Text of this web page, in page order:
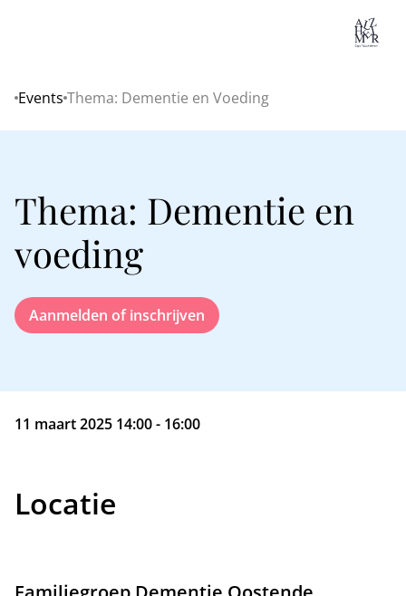
Home
Events Thema: Dementie en Voeding
Thema: Dementie en
voeding
Aanmelden of inschrijven
11 maart 2025 14:00 - 16:00
Locatie